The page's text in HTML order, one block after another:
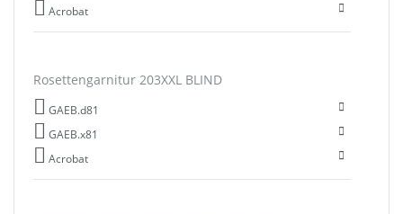
Acrobat
Rosettengarnitur 203XXL BLIND
GAEB.d81
GAEB.x81
Acrobat